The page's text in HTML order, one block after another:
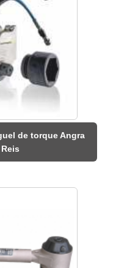
de torque Angra